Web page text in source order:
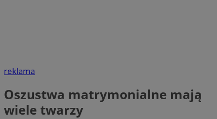
reklama
Oszustwa matrymonialne mają
wiele twarzy